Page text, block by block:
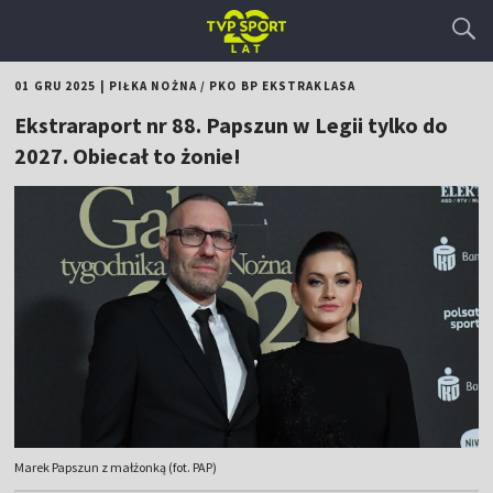
01 GRU 2025 PIŁKA NOŻNA/ PKO BP EKSTRAKLASA
Ekstraraport nr 88. Papszun w Legii tylko do
2027. Obiecał to żonie!
Marek Papszun z małżonką (fot. PAP)